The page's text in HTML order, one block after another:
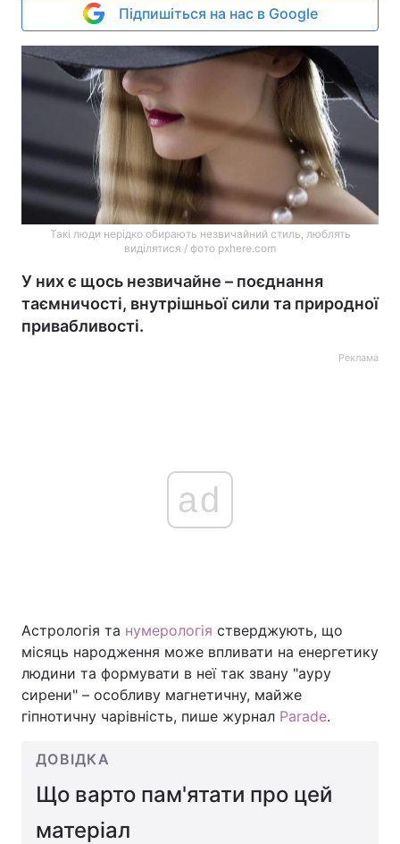
Підпишіться на нас в Google
Такі люди нерідко обирають незвичайний стиль, люблять
виділятися / фото pxhere.com
У них є щось незвичайне – поєднання
таємничості, внутрішньої сили та природної
привабливості.
Реклама
ad
Астрологія та нумерологія стверджують, що
місяць народження може впливати на енергетику
людини та формувати в неї так звану "ауру
сирени" – особливу магнетичну, майже
гіпнотичну чарівність, пише журнал Parade.
ДОВІДКА
Що варто пам'ятати про цей
матеріал